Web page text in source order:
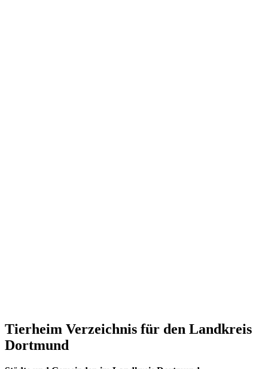
Tierheim Verzeichnis für den Landkreis
Dortmund